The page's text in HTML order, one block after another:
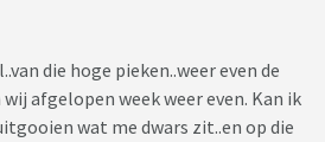
die hoge pieken..weer even de
afgelopen week weer even. Kan ik
wat me dwars zit..en op die